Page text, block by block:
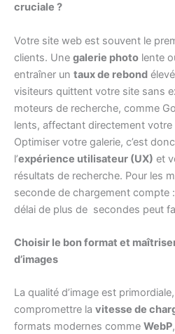
cruciale ?
Votre site web est souvent le
clients. Une galerie photo lente
entraîner un taux de rebond
visiteurs quittent votre site sans
moteurs de recherche, comme
lents, affectant directement votre
Optimiser votre galerie, c’est
l’expérience utilisateur (UX) et
résultats de recherche. Pour les
seconde de chargement compte
délai de plus de secondes peut
Choisir le bon format et
d’images
La qualité d’image est
compromettre la vitesse de
formats modernes comme WebP